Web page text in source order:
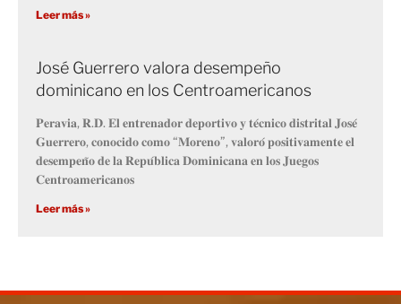
Leer más »
José Guerrero valora desempeño
dominicano en los Centroamericanos
𝐏𝐞𝐫𝐚𝐯𝐢𝐚, 𝐑.𝐃. 𝐄𝐥 𝐞𝐧𝐭𝐫𝐞𝐧𝐚𝐝𝐨𝐫 𝐝𝐞𝐩𝐨𝐫𝐭𝐢𝐯𝐨 𝐲 𝐭𝐞́𝐜𝐧𝐢𝐜𝐨 𝐝𝐢𝐬𝐭𝐫𝐢𝐭𝐚𝐥 𝐉𝐨𝐬𝐞́
𝐆𝐮𝐞𝐫𝐫𝐞𝐫𝐨, 𝐜𝐨𝐧𝐨𝐜𝐢𝐝𝐨 𝐜𝐨𝐦𝐨 “𝐌𝐨𝐫𝐞𝐧𝐨”, 𝐯𝐚𝐥𝐨𝐫𝐨́ 𝐩𝐨𝐬𝐢𝐭𝐢𝐯𝐚𝐦𝐞𝐧𝐭𝐞 𝐞𝐥
𝐝𝐞𝐬𝐞𝐦𝐩𝐞𝐧̃𝐨 𝐝𝐞 𝐥𝐚 𝐑𝐞𝐩𝐮́𝐛𝐥𝐢𝐜𝐚 𝐃𝐨𝐦𝐢𝐧𝐢𝐜𝐚𝐧𝐚 𝐞𝐧 𝐥𝐨𝐬 𝐉𝐮𝐞𝐠𝐨𝐬
𝐂𝐞𝐧𝐭𝐫𝐨𝐚𝐦𝐞𝐫𝐢𝐜𝐚𝐧𝐨𝐬
Leer más »